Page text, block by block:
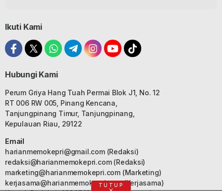
Ikuti Kami
Hubungi Kami
Perum Griya Hang Tuah Permai Blok J1, No. 12
RT 006 RW 005, Pinang Kencana,
Tanjungpinang Timur, Tanjungpinang,
Kepulauan Riau, 29122
Email
harianmemokepri@gmail.com(Redaksi)
redaksi@harianmemokepri.com(Redaksi)
marketing@harianmemokepri.com(Marketing)
kerjasama@harianmemokepri.com(Kerjasama)
TUTUP